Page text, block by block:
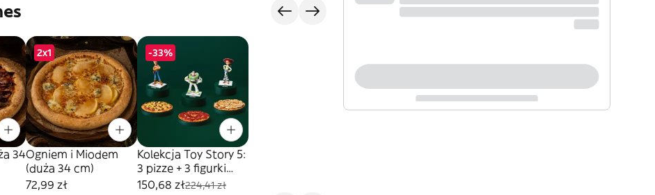
34
2x1
Ogniem i Miodem
(duża 34 cm)
72,99 zł
-33%
Kolekcja Toy Story 5:
3 pizze + 3 figurki
kolekcjonerskie
150,68 zł224,41 zł